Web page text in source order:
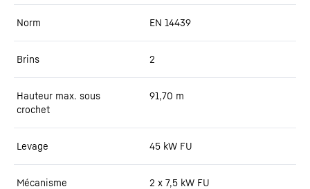
Norm EN 14439
Brins 2
Hauteur max. sous
crochet
91,70 m
Levage 45 kW FU
Mécanisme
2 x 7,5 kW FU